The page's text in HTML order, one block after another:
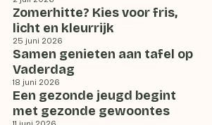
Zomerhitte? Kies voor fris,
licht en kleurrijk
25 juni 2026
Samen genieten aan tafel op
Vaderdag
18 juni 2026
Een gezonde jeugd begint
met gezonde gewoontes